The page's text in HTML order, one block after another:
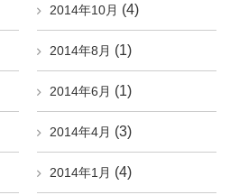
2014年10月 (4)
2014年8月 (1)
2014年6月 (1)
2014年4月 (3)
2014年1月 (4)